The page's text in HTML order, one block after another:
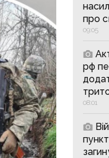
про
09:05
рф
08:01